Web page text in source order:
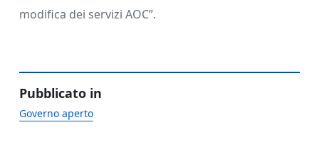
modifica dei servizi AOC”.
Pubblicato in
Governo aperto